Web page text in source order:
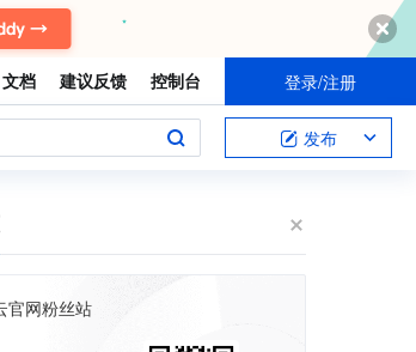
文档 建议反馈 控制台 登录/注册
发布
官网粉丝站